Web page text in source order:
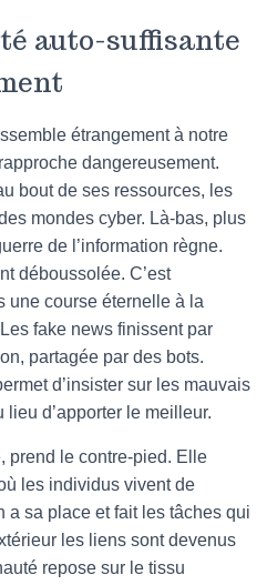
auto-suffisante
étrangement à notre
dangereusement.
bout de ses ressources, les
mondes cyber. Là-bas, plus
de l’information règne.
déboussolée. C’est
une course éternelle à la
fake news finissent par
partagée par des bots.
d’insister sur les mauvais
lieu d’apporter le meilleur.
prend le contre-pied. Elle
les individus vivent de
a sa place et fait les tâches qui
les liens sont devenus
repose sur le tissu